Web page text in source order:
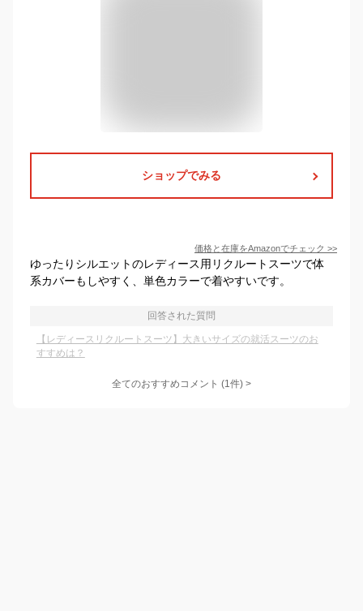
ショップでみる
価格と在庫をAmazonでチェック >>
ゆったりシルエットのレディース用リクルートスーツで体
系カバーもしやすく、単色カラーで着やすいです。
回答された質問
【レディースリクルートスーツ】大きいサイズの就活スーツのお
すすめは？
全てのおすすめコメント (1件) >